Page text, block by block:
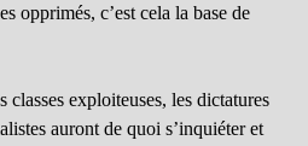
opprimés, c’est cela la base de
classes exploiteuses, les dictatures
auront de quoi s’inquiéter et